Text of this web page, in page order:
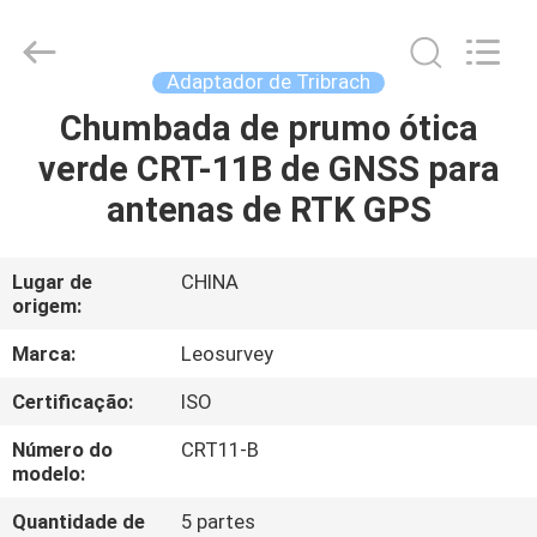
CASA
PRODUTOS
SOBRE
NÓS
EXCURSÃO
DA
FÁBRICA
Survey
Instrument
Adaptador de Tribrach
Chumbada de prumo ótica
verde CRT-11B de GNSS para
antenas de RTK GPS
Lugar de
origem:
CHINA
Marca:
Leosurvey
Certificação:
ISO
Número do
modelo:
CRT11-B
Quantidade de
5 partes